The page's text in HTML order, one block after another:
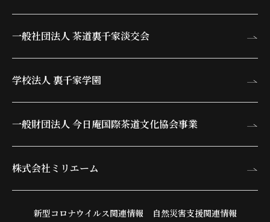
一般社団法人 茶道裏千家淡交会
学校法人 裏千家学園
一般財団法人 今日庵国際茶道文化協会事業
株式会社ミリエーム
新型コロナウイルス関連情報 自然災害支援関連情報